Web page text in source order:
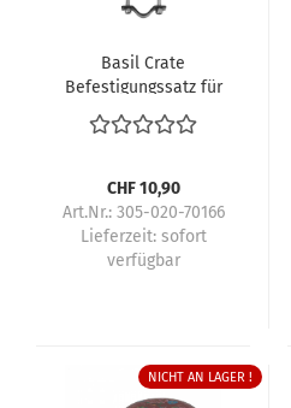
Basil Crate
Befestigungssatz für
Basil Kiste
CHF 10,90
Art.Nr.: 305-020-70166
Lieferzeit: sofort
verfügbar
NICHT AN LAGER !